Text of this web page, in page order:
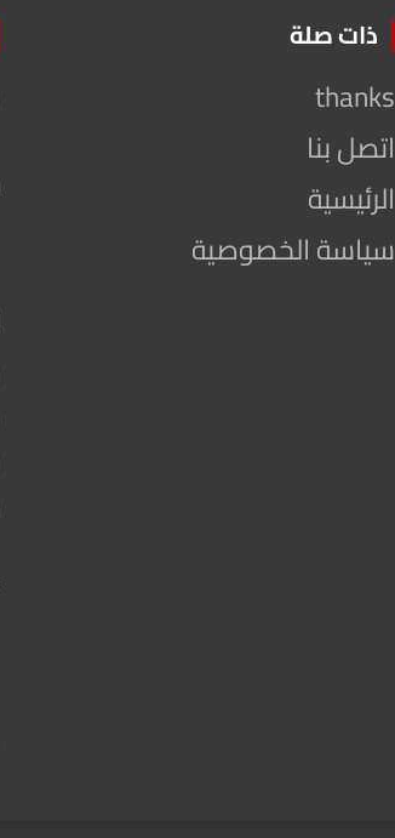
ذات صلة
thanks
اتصل بنا
الرئيسية
سياسة الخصوصية